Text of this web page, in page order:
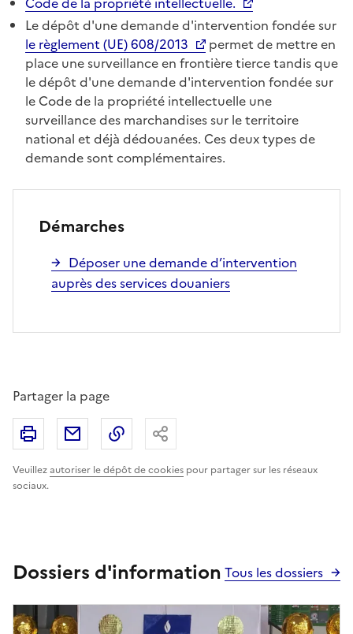
Le dépôt d'une demande d'intervention fondée sur
le règlement (UE) 608/2013
permet de mettre en
place une surveillance en frontière tierce tandis que
le dépôt d'une demande d'intervention fondée sur
le Code de la propriété intellectuelle une
surveillance des marchandises sur le territoire
national et déjà dédouanées. Ces deux types de
demande sont complémentaires.
Démarches
Déposer une demande d’intervention
auprès des services douaniers
Partager la page
Veuillezautoriser le dépôt de cookies pour partager sur les réseaux
sociaux.
Imprimer Partager par email
Copier le lien
Dossiers d'information Tous les dossiers
Image